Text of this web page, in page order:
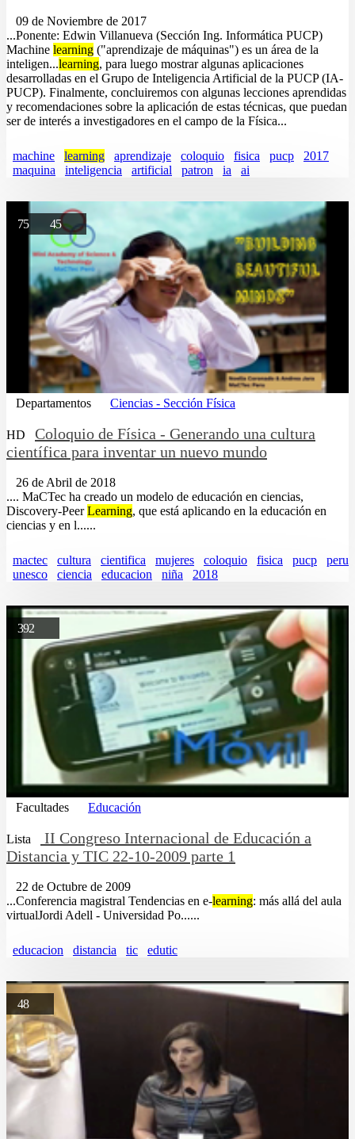
09 de Noviembre de 2017
...Ponente: Edwin Villanueva (Sección Ing. Informática PUCP)
Machine learning ("aprendizaje de máquinas") es un área de la
inteligen...learning, para luego mostrar algunas aplicaciones
desarrolladas en el Grupo de Inteligencia Artificial de la PUCP (IA-
PUCP). Finalmente, concluiremos con algunas lecciones aprendidas
y recomendaciones sobre la aplicación de estas técnicas, que puedan
ser de interés a investigadores en el campo de la Física...
machine learning aprendizaje coloquio fisica pucp
2017
maquina
inteligencia artificial patron ia ai
75 45
Departamentos Ciencias - Sección Física
HD
Coloquio de Física - Generando una cultura
científica para inventar un nuevo mundo
26 de Abril de 2018
.... MaCTec ha creado un modelo de educación en ciencias,
Discovery-PeerLearning, que está aplicando en la educación en
ciencias y en l......
mactec cultura cientifica mujeres coloquio fisica pucp
peru
unesco
ciencia educacion niña 2018
392
Facultades Educación
Lista
II Congreso Internacional de Educación a
Distancia y TIC 22-10-2009 parte 1
22 de Octubre de 2009
...Conferencia magistral Tendencias en e-learning: más allá del aula
virtualJordi Adell - Universidad Po......
educacion distancia tic edutic
48